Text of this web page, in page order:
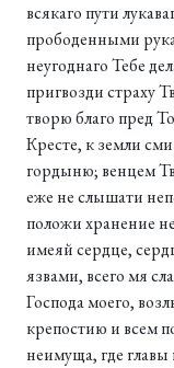
всякаго пути
прободенными
неугоднаго Тебе
пригвозди страху
творю благо пред
Кресте, к земли
гордыню; венцем
еже не слышати
положи хранение
имеяй сердце,
язвами, всего мя
Господа моего,
крепостию и всем
неимуща, где